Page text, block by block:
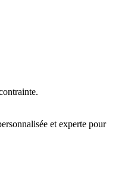
et experte pour